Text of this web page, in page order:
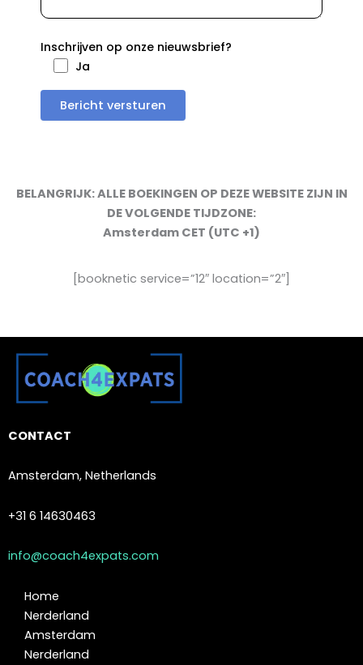
Inschrijven op onze nieuwsbrief?
Ja
BELANGRIJK: ALLE BOEKINGEN OP DEZE WEBSITE ZIJN IN
DE VOLGENDE TIJDZONE:
Amsterdam CET (UTC +1)
[booknetic service=”12″ location=”2″]
CONTACT
Amsterdam, Netherlands
+31 6 14630463
info@coach4expats.com
Home
Nerderland
Amsterdam
Nerderland